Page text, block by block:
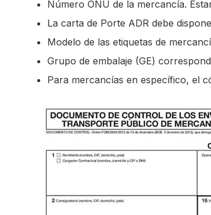
Número ONU de la mercancía.
La carta de Porte ADR debe
Modelo de las etiquetas de
Grupo de embalaje (GE)
Para mercancías en específico, el